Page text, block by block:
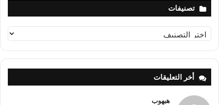
تصنيفات
تصنيفات
أخر التعليقات
هبهوب